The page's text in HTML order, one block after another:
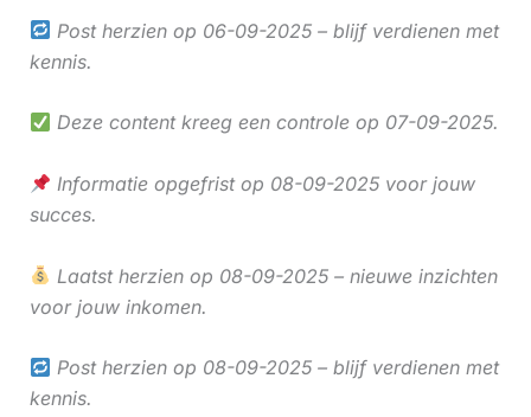
Post herzien op 06-09-2025 – blijf verdienen met
kennis.
Deze content kreeg een controle op 07-09-2025.
Informatie opgefrist op 08-09-2025 voor jouw
succes.
Laatst herzien op 08-09-2025 – nieuwe inzichten
voor jouw inkomen.
Post herzien op 08-09-2025 – blijf verdienen met
kennis.